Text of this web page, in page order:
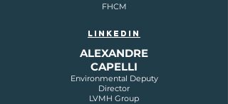
FHCM
LINKEDIN
ALEXANDRE
CAPELLI
Environmental Deputy
Director
LVMH Group